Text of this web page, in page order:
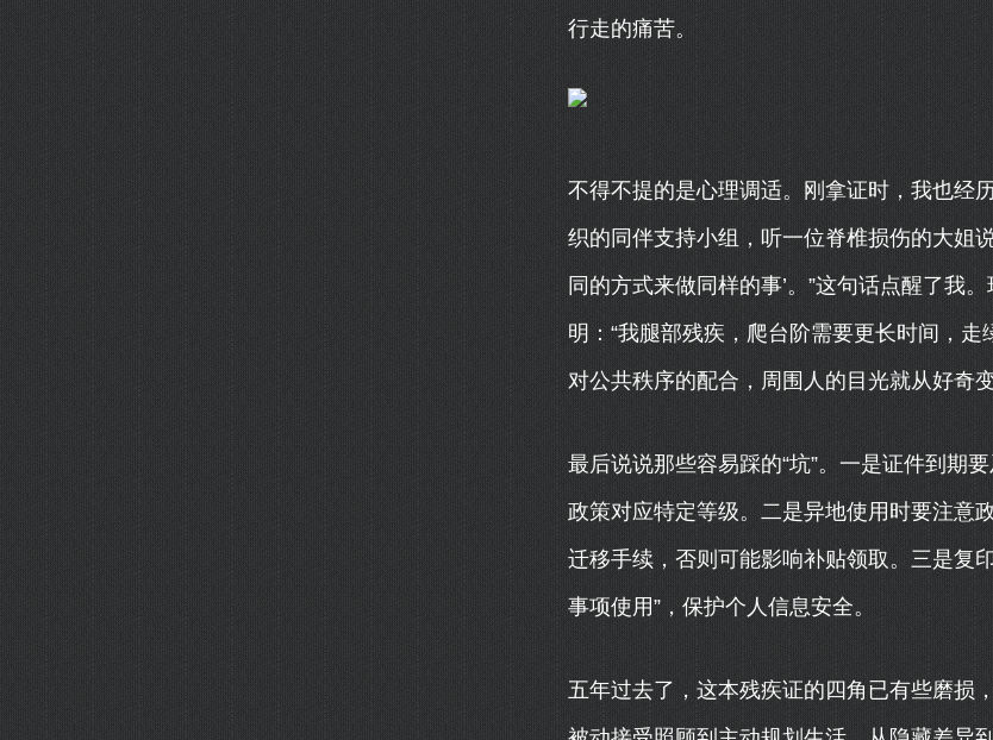
行走的痛苦。
不得不提的是心理调适。刚拿证时，我也经
织的同伴支持小组，听一位脊椎损伤的大姐
同的方式来做同样的事’。”这句话点醒了我
明：“我腿部残疾，爬台阶需要更长时间，
对公共秩序的配合，周围人的目光就从好奇
最后说说那些容易踩的“坑”。一是证件到期
政策对应特定等级。二是异地使用时要注意
迁移手续，否则可能影响补贴领取。三是复
事项使用”，保护个人信息安全。
五年过去了，这本残疾证的四角已有些磨损